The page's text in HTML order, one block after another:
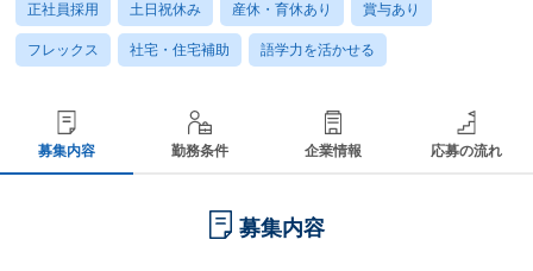
正社員採用 土日祝休み 産休・育休あり 賞与あり
フレックス 社宅・住宅補助 語学力を活かせる
募集内容 勤務条件 企業情報 応募の流れ
募集内容